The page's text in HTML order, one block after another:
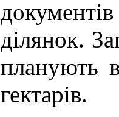
ділянок.
планують
гектарів.